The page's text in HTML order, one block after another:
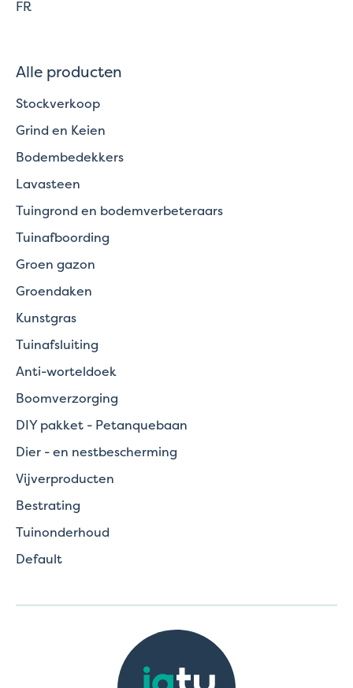
FR
Alle producten
Stockverkoop
Grind en Keien
Bodembedekkers
Lavasteen
Tuingrond en bodemverbeteraars
Tuinafboording
Groen gazon
Groendaken
Kunstgras
Tuinafsluiting
Anti-worteldoek
Boomverzorging
DIY pakket - Petanquebaan
Dier - en nestbescherming
Vijverproducten
Bestrating
Tuinonderhoud
Default